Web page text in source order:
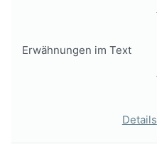
Erwähnungen im Text
Details